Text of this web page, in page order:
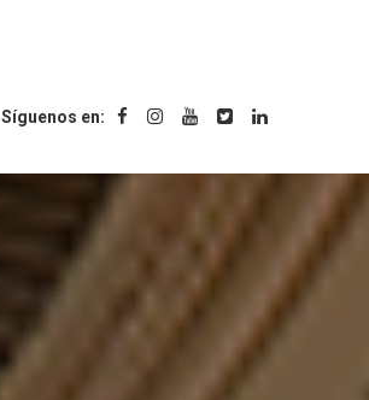
Síguenos en: